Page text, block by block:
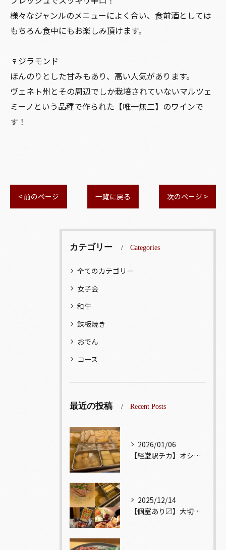
様々なジャンルのメニューによく合い、食前酒としては
もちろん食中にもお楽しみ頂けます。
🍷ジラモンド
ほんのりとした甘みもあり、高い人気があります。
ヴェネト州とその周辺でしか栽培されていないマルツェ
ミーノという品種で作られた【唯一無二】のワインで
す！
< 前のページ 一覧に戻る 次のページ >
カテゴリー Categories
全てのカテゴリー
女子会
和牛
鉄板焼き
おでん
コース
最近の投稿 Recent Posts
2026/01/06
【経堂駅チカ】オシャレ居酒屋🏮出汁が美味しいおでんがオススメ...
2025/12/14
【個室あり〼】大切な記念日、お祝い事でのご来店ぜひお待ちして...